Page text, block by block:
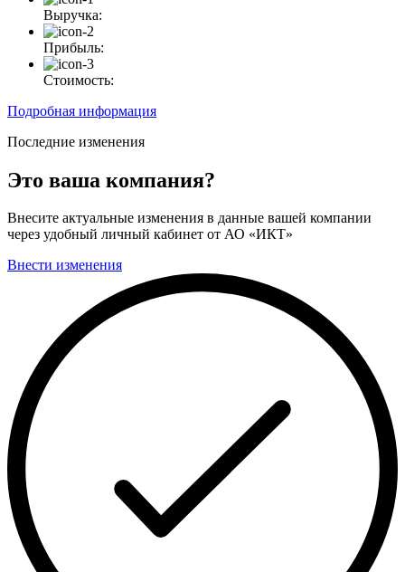
Выручка:
Прибыль:
Стоимость:
Подробная информация
Последние изменения
Это ваша компания?
Внесите актуальные изменения в данные вашей компании
через удобный личный кабинет от АО «ИКТ»
Внести изменения